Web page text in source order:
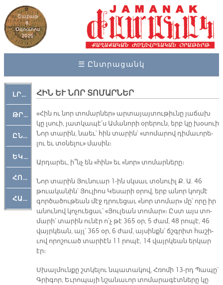
Շաբաթ
8,
Օգոստոս
2026
☰ Ընտրացանկ
ԼՐԱՀՈՍ
ԹՐՔԱՀԱՅ ԿԵԱՆՔ
ԸՆԿԵՐԱՄՇԱԿՈՒԹԱՅԻՆ
ԵԿԵՂԵՑԱԿԱՆ
ՀՈԳԵՄՏԱՒՈՐ
ՀԱՐԹԱԿ
ՀԻՆ ԵՒ ՆՈՐ ՏՈՄԱՐՆԵՐ
«Հին ու նոր տո­մար­ներ» ար­տա­յայ­տու­թիւ­նը յա­ճախ
կը լսուի, յատ­կա­պէ՛ս Ա­մա­նո­րի օ­րե­րուն, երբ կը խօ­սուի
Նոր տա­րին, նաեւ՝ հին տա­րին՝ «տո­մա­րով դի­մա­ւո­րե­
լու եւ տօ­նե­լու» մա­սին։
Ար­դա­րեւ, ի՞նչ են «հին» եւ «նոր» տո­մար­նե­րը։
Նոր տա­րին Յու­նուար 1-ին սկսաւ տօ­նուիլ Ք. Ա. 46
թուա­կա­նին՝ Յու­լիոս Կե­սա­րի օ­րով, երբ ա­նոր կող­մէ
գոր­ծա­ծու­թեան մէջ դրուե­ցաւ «նոր տո­մար» մը՝ ո­րը իր
ա­նու­նով կո­չուե­ցաւ՝ «Յու­լեան տո­մար»։ Ըստ այս տո­
մա­րի՝ տա­րին ու­նէր ո՛չ թէ 365 օր, 5 ժամ, 48 րո­պէ, 46
վայր­կեան, այլ՝ 365 օր, 6 ժամ, այ­սինքն՝ ճշգրիտ հա­շի­
ւով ո­րո­շուած տա­րիէն 11 րո­պէ, 14 վայր­կեան եր­կար
էր։
Սխալ­մուն­քը շտկե­լու նպա­տա­կով, Հռո­մի 13-րդ Պա­պը՝
Գրի­գոր, Եւ­րո­պա­յի նշա­նա­ւոր տո­մա­րա­գէտ­նե­րը կը